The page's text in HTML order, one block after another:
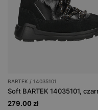
BARTEK / 14035101
Soft BARTEK 14035101,
279.00 zł